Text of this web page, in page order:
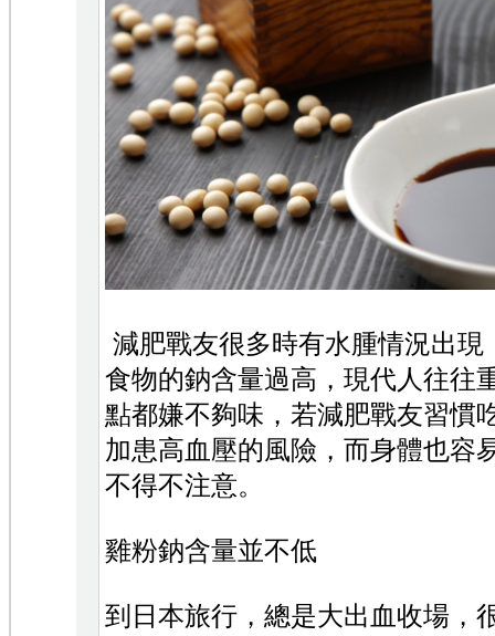
減肥戰友很多時有水腫情況出現
食物的鈉含量過高，現代人往往
點都嫌不夠味，若減肥戰友習慣
加患高血壓的風險，而身體也容
不得不注意。
雞粉鈉含量並不低
到日本旅行，總是大出血收場，